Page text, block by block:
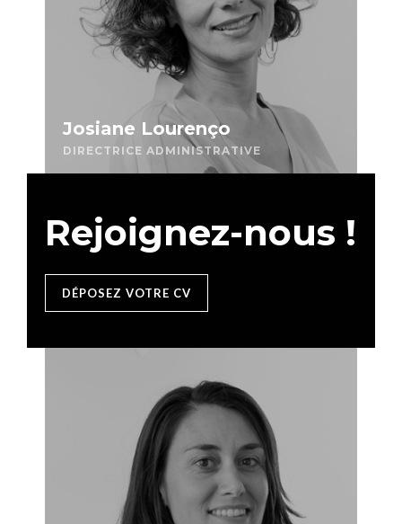
Josiane Lourenço
DIRECTRICE ADMINISTRATIVE
Rejoignez-nous !
DÉPOSEZ VOTRE CV